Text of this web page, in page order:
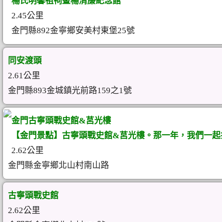
2.45公里
金門縣892金寧鄉安美村東堡25號
同安渡頭
2.61公里
金門縣893金城鎮光前路159之1號
金門古寧頭戰史館&莒光樓
【金門景點】古寧頭戰史館&莒光樓。那一年，我們一
2.62公里
金門縣金寧鄉北山村‎南山路
古寧頭戰史館
2.62公里